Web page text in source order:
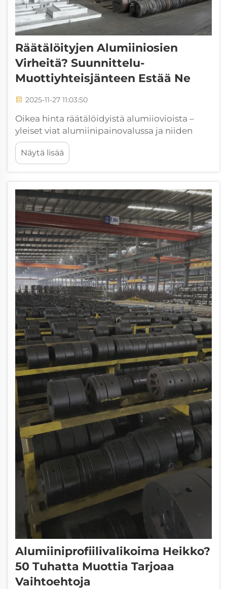
Räätälöityjen Alumiiniosien
Virheitä? Suunnittelu-
Muottiyhteisjänteen Estää Ne
2025-11-27 11:03:50
Oikea hinta räätälöidyistä alumiiovioista –
yleiset viat alumiinipainovalussa ja niiden
taloudellinen vaikutus. Räätälöityjen
alumiinipainovalujen viat maksavat
valmistajille keskimäärin 74 000 dollaria
2022). Kalleimmat viat...
Näytä lisää
Alumiiniprofiilivalikoima Heikko?
50 Tuhatta Muottia Tarjoaa
Vaihtoehtoja